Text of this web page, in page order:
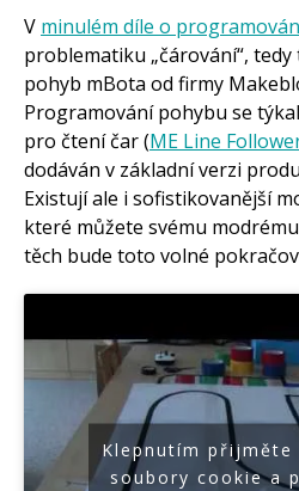
V minulém díle o
problematiku „čárování“,
pohyb mBota od firmy
Programování pohybu se
pro čtení čar (ME Line
dodáván v základní verzi
Existují ale i sofistikovanější
které můžete svému
těch bude toto volné
Klepnutím přijměte
soubory cookie a